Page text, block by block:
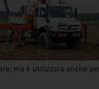
ma è utilizzata anche